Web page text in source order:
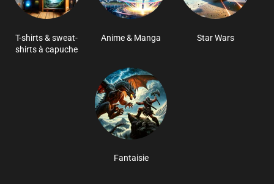
T-shirts & sweat-
shirts à capuche
Anime & Manga Star Wars
Fantaisie